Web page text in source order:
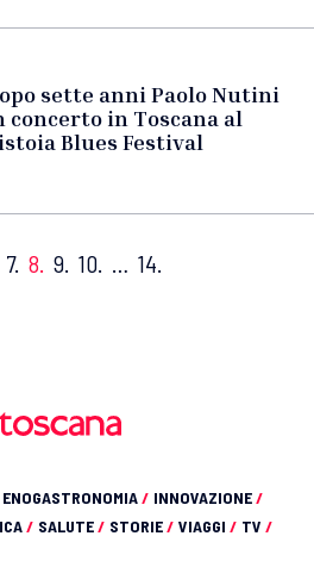
sette anni Paolo Nutini
concerto in Toscana al
Blues Festival
7. 8. 9. 10. … 14.
ENOGASTRONOMIA/ INNOVAZIONE/
/ SALUTE/ STORIE/ VIAGGI / TV /